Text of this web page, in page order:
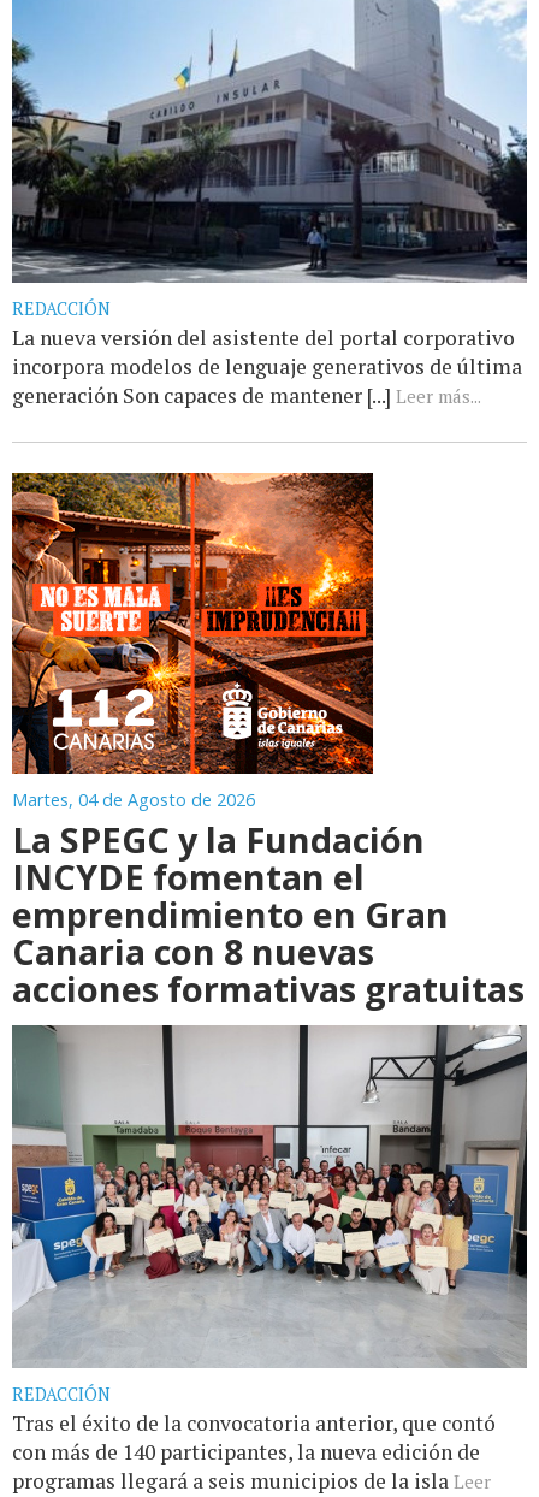
REDACCIÓN
La nueva versión del asistente del portal corporativo
incorpora modelos de lenguaje generativos de última
generación Son capaces de mantener [...] Leer más...
Martes, 04 de Agosto de 2026
La SPEGC y la Fundación
INCYDE fomentan el
emprendimiento en Gran
Canaria con 8 nuevas
acciones formativas gratuitas
REDACCIÓN
Tras el éxito de la convocatoria anterior, que contó
con más de 140 participantes, la nueva edición de
programas llegará a seis municipios de la isla Leer